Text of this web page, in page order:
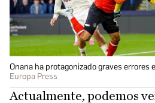
Onana ha protagonizado graves errores
Europa Press
Actualmente, podemos